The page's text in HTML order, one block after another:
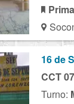
16 de
CCT
Turno: